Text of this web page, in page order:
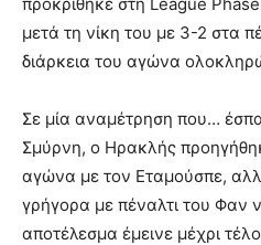
μετά τη νίκη του με 3-2 στα
διάρκεια του αγώνα
Σε μία αναμέτρηση που…
Σμύρνη, ο Ηρακλής
αγώνα με τον Εταμούσπε,
γρήγορα με πέναλτι του Φαν
αποτέλεσμα έμεινε μέχρι